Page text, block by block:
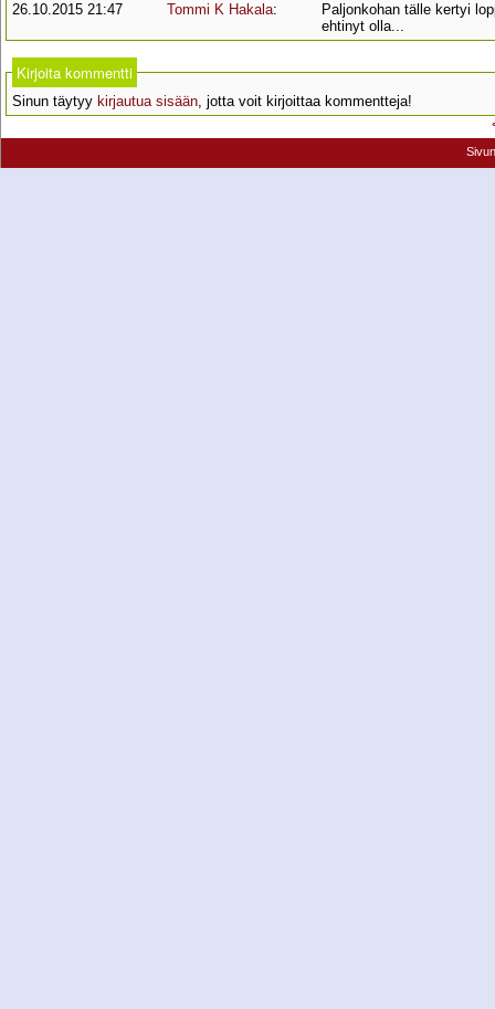
26.10.2015 21:47 Tommi K Hakala:
Paljonkohan tälle kertyi
ehtinyt olla...
Kirjoita kommentti
Sinun täytyy kirjautua sisään, jotta voit kirjoittaa kommentteja!